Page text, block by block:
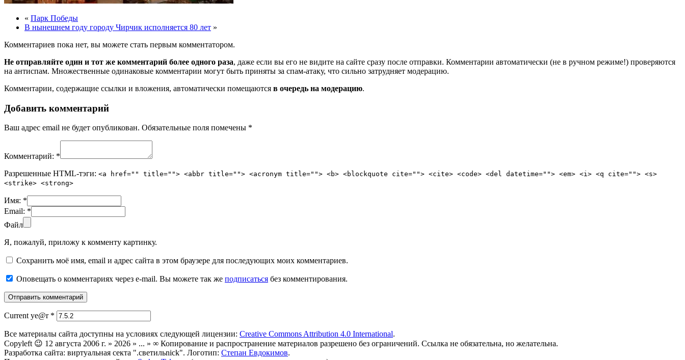
« Парк Победы
В нынешнем году городу Чирчик исполняется 80 лет »
Комментариев пока нет, вы можете стать первым комментатором.
Не отправляйте один и тот же комментарий более одного раза, даже если вы его не видите на сайте сразу после отправки. Комментарии автоматически (не в ручном режиме!) проверяются
на антиспам. Множественные одинаковые комментарии могут быть приняты за спам-атаку, что сильно затрудняет модерацию.
Комментарии, содержащие ссылки и вложения, автоматически помещаются в очередь на модерацию.
Добавить комментарий
Ваш адрес email не будет опубликован. Обязательные поля помечены *
Комментарий: *
Разрешенные HTML-тэги: <a href="" title=""> <abbr title=""> <acronym title=""> <b> <blockquote cite=""> <cite> <code> <del datetime=""> <em> <i> <q cite=""> <s>
<strike> <strong>
Имя: *
Email: *
Файл
Я, пожалуй, приложу к комменту картинку.
Сохранить моё имя, email и адрес сайта в этом браузере для последующих моих комментариев.
Оповещать о комментариях через e-mail. Вы можете так же подписаться без комментирования.
Current ye@r *
Все материалы сайта доступны на условиях следующей лицензии: Creative Commons Attribution 4.0 International.
Copyleft 😉 12 августа 2006 г. » 2026 » ... » ∞ Копирование и распространение материалов разрешено без ограничений. Ссылка не обязательна, но желательна.
Разработка сайта: виртуальная секта ".светильnick". Логотип: Степан Евдокимов.